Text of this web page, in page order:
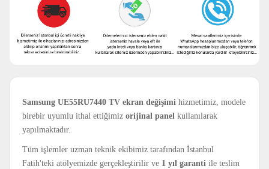
Samsung UE55RU7440 TV ekran değişimi hizmetimiz, modele
birebir uyumlu ithal ettiğimiz orijinal panel kullanılarak
yapılmaktadır.
Tüm işlemler uzman teknik ekibimiz tarafından İstanbul
Fatih'teki atölyemizde gerçekleştirilir ve 1 yıl garanti ile teslim